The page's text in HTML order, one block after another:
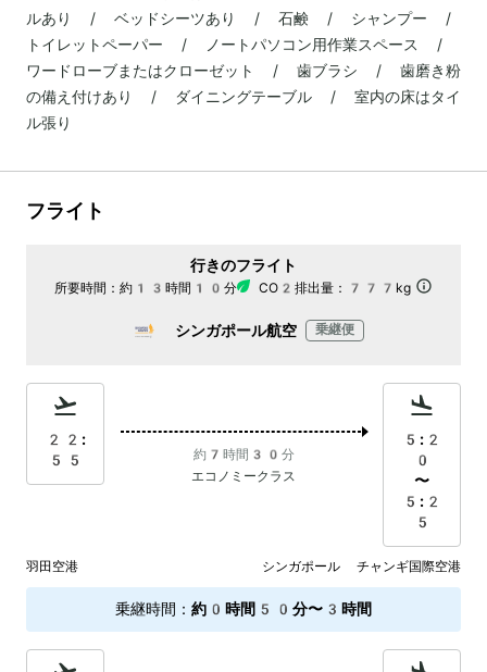
ルあり / ベッドシーツあり / 石鹸 / シャンプー /
トイレットペーパー / ノートパソコン用作業スペース /
ワードローブまたはクローゼット / 歯ブラシ / 歯磨き粉
の備え付けあり / ダイニングテーブル / 室内の床はタイ
ル張り
フライト
行きのフライト
所要時間： 約13時間10分 CO2排出量： 777kg
シンガポール航空 乗継便
22:
55
約7時間30分
エコノミークラス
5:2
0
〜
5:2
5
羽田空港 シンガポール チャンギ国際空港
乗継時間 ： 約0時間50分〜3時間